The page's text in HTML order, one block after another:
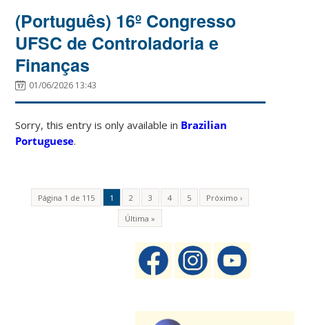
(Português) 16º Congresso
UFSC de Controladoria e
Finanças
01/06/2026 13:43
Sorry, this entry is only available in Brazilian
Portuguese.
Página 1 de 115 1 2 3 4 5
Próximo ›
Última »